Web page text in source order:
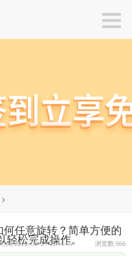
任意旋转？简单方便的
轻松完成操作。
时间:2022-06-21 09:44:44 浏览数:566